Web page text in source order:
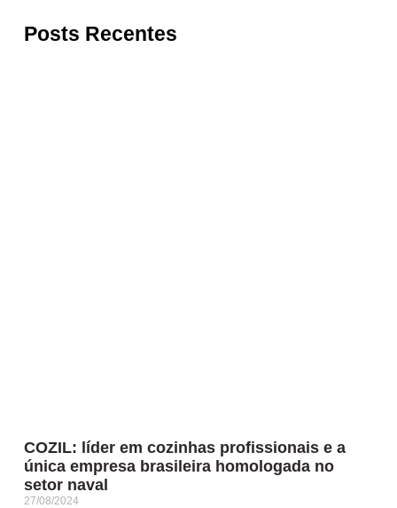
Posts Recentes
COZIL: líder em cozinhas profissionais e a
única empresa brasileira homologada no
setor naval
27/08/2024